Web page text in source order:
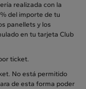
realizada con la
del importe de tu
panellets y los
en tu tarjeta Club
ticket.
No está permitido
de esta forma poder